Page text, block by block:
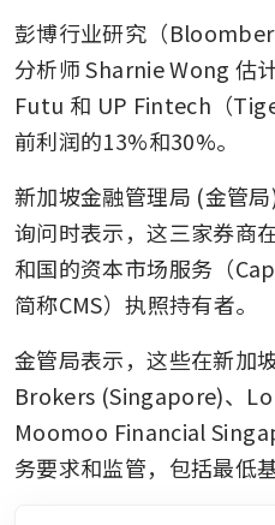
彭博行业研究（
分析师 Sharnie Wong 估
Futu 和 UP Fintech（
前利润的13%和30%。
新加坡金融管理局 (金管
询问时表示，这三家券商
和国的资本市场服务（
简称CMS）执照持有者。
金管局表示，这些在新
Brokers (Singapore)、
Moomoo Financial
务要求和监管，包括最低